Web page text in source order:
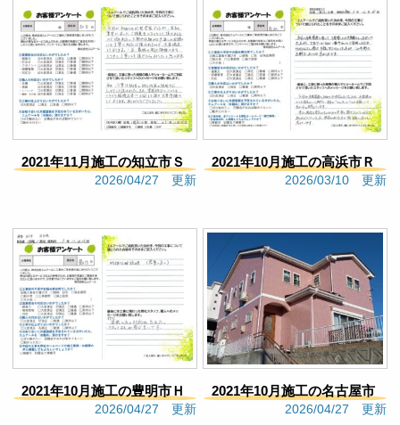
んなはずじゃなかった”　という点があり、塗り直し
をお願いすることになりました。なので、シミュレ
ーションで確認できないことは現地確認を進めてい
ただけると良かったなと思いました。【反省点】シ
ミュレーションで確認できなかった部位は、シミュ
レーション後に色見本で確認し、塗装後のイメージ
を膨らませるべきだったと振り返りました。これか
ら定期点検などあるかと思いますが、次塗装するな
Google口コミ
極端な低価格を誇示せず、実
直に作業工程、塗料、耐久性等を説明していただ
き、また、施工事例の多さからもわかるように丁寧
な作業が決め手となりました。実際に、職人さんも
技術に裏付けられた丁寧で、実直な作業をしていた
だきました。特に、養生のきめ細やかさには感心し
ました。これがあったからこそ、塗装の仕上がりが
満足いくものに繋がったのだなと思いました。
Google口コミ
s F
2021年11月施工の知立市Ｓ
2026/04/27 更新
2021年10月施工の高浜市Ｒ
2026/03/10 更新
2021年10月施工の豊明市Ｈ
2026/04/27 更新
2021年10月施工の名古屋市
2026/04/27 更新